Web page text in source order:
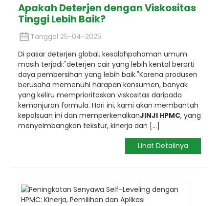
Apakah Deterjen dengan Viskositas
Tinggi Lebih Baik?​
Tanggal 25-04-2025
Di pasar deterjen global, kesalahpahaman umum
masih terjadi:"deterjen cair yang lebih kental berarti
daya pembersihan yang lebih baik."Karena produsen
berusaha memenuhi harapan konsumen, banyak
yang keliru memprioritaskan viskositas daripada
kemanjuran formula. Hari ini, kami akan membantah
kepalsuan ini dan memperkenalkanJINJI HPMC, yang
menyeimbangkan tekstur, kinerja dan [...]
Lihat Detailnya